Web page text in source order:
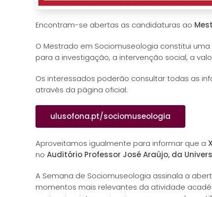
Encontram-se abertas as candidaturas ao
O Mestrado em Sociomuseologia constitui
para a investigação, a intervenção social, a
Os interessados poderão consultar todas as
através da página oficial:
ulusofona.pt/sociomuseologia
Aproveitamos igualmente para informar que a
no Auditório Professor José Araújo, da
A Semana de Sociomuseologia assinala a
momentos mais relevantes da atividade